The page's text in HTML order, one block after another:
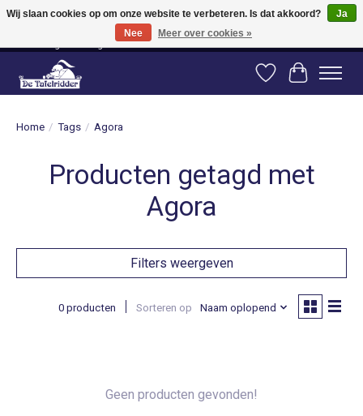
Vanaf 80 euro gratis verzending binnen Nederland! Vanaf 100 euro gratis
verzending naar België en Duitsland!
Verlanglijst
Home / Tags / Agora
Producten getagd met
Agora
Filters weergeven
0 producten Sorteren op Naam oplopend
Geen producten gevonden!
Wij slaan cookies op om onze website te verbeteren. Is dat akkoord?
Ja
Nee
Meer over cookies »